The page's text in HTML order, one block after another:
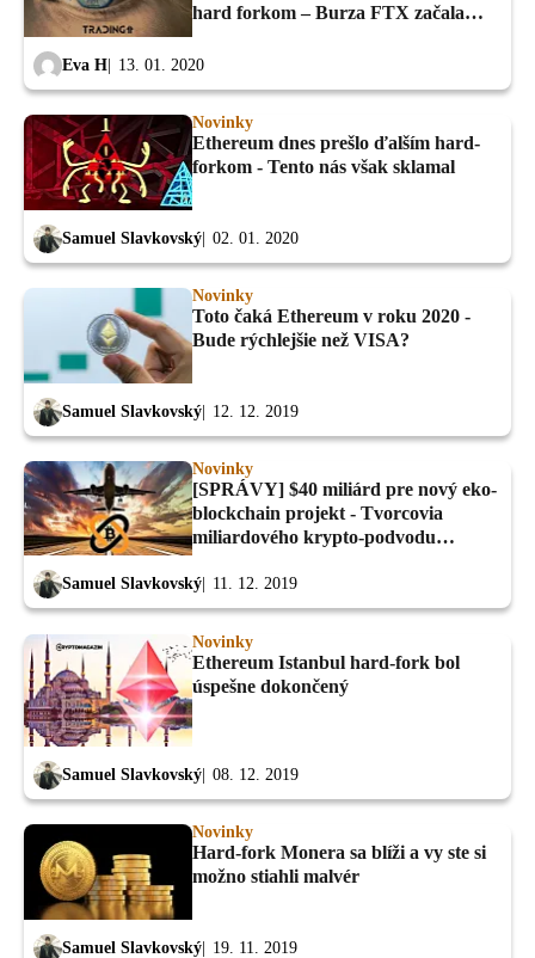
hard forkom – Burza FTX začala
Eva H 13. 01. 2020
Novinky
Ethereum dnes prešlo ďalším hard-
forkom - Tento nás však sklamal
Samuel Slavkovský 02. 01. 2020
Novinky
Toto čaká Ethereum v roku 2020 -
Bude rýchlejšie než VISA?
Samuel Slavkovský 12. 12. 2019
Novinky
[SPRÁVY] $40 miliárd pre nový eko-
blockchain projekt - Tvorcovia
miliardového krypto-podvodu
Samuel Slavkovský 11. 12. 2019
Novinky
Ethereum Istanbul hard-fork bol
úspešne dokončený
Samuel Slavkovský 08. 12. 2019
Novinky
Hard-fork Monera sa blíži a vy ste si
možno stiahli malvér
Samuel Slavkovský 19. 11. 2019